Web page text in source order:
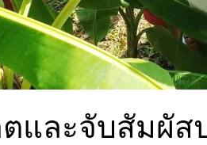
ตและจับสัมผั